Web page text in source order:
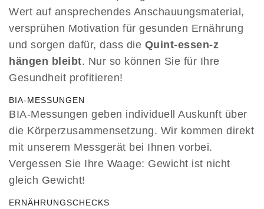
Wert auf ansprechendes Anschauungsmaterial,
versprühen Motivation für gesunden Ernährung
und sorgen dafür, dass die Quint-essen-z
hängen bleibt. Nur so können Sie für Ihre
Gesundheit profitieren!
BIA-MESSUNGEN
BIA-Messungen geben individuell Auskunft über
die Körperzusammensetzung. Wir kommen direkt
mit unserem Messgerät bei Ihnen vorbei.
Vergessen Sie Ihre Waage: Gewicht ist nicht
gleich Gewicht!
ERNÄHRUNGSCHECKS